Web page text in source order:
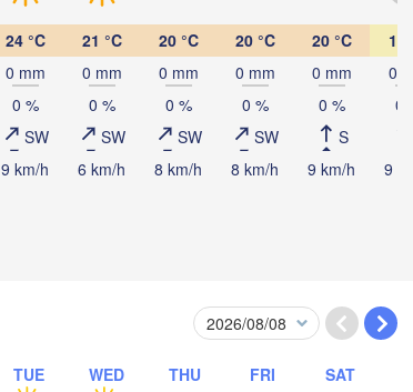
24 °C
0 mm
0 %
SW
9 km/h
21 °C
0 mm
0 %
SW
6 km/h
20 °C
0 mm
0 %
SW
8 km/h
20 °C
0 mm
0 %
SW
8 km/h
20 °C
0 mm
0 %
S
9 km/h
19
0
0
9
TUE WED THU FRI SAT
Омск
(Omsk)
Астана
Петропавл
(Petropavl)
Екібастұз
(Ekibastuz)